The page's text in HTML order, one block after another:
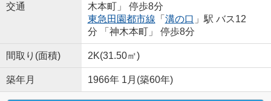
交通
木本町」 停歩8分
東急田園都市線 「 溝の口 」駅 バス12
分 「神木本町」 停歩8分
間取り(面積) 2K(31.50㎡)
築年月 1966年 1月(築60年)